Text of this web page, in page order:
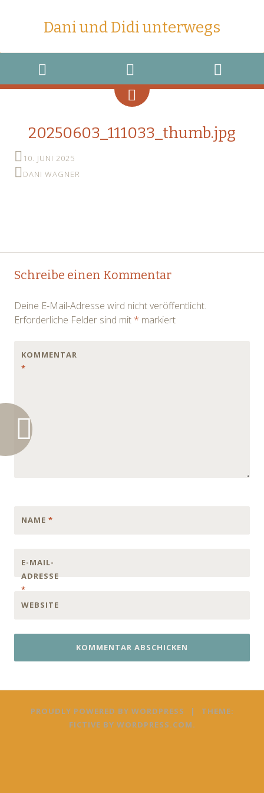
Dani und Didi unterwegs
MENU
WIDGETS
SEARCH
20250603_111033_thumb.jpg
10. JUNI 2025
DANI WAGNER
Post
Schreibe einen Kommentar
Deine E-Mail-Adresse wird nicht veröffentlicht.
Erforderliche Felder sind mit * markiert
KOMMENTAR
*
NAME *
E-MAIL-
ADRESSE
*
WEBSITE
PROUDLY POWERED BY WORDPRESS |
THEME:
FICTIVE BY WORDPRESS.COM.